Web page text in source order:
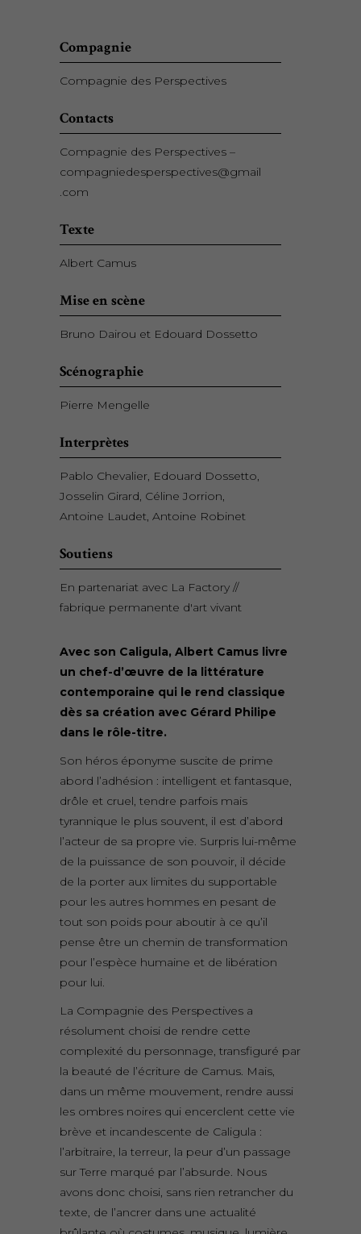
Compagnie
Compagnie des Perspectives
Contacts
Compagnie des Perspectives –
compagniedesperspectives@gmail
.com
Texte
Albert Camus
Mise en scène
Bruno Dairou et Edouard Dossetto
Scénographie
Pierre Mengelle
Interprètes
Pablo Chevalier, Edouard Dossetto,
Josselin Girard, Céline Jorrion,
Antoine Laudet, Antoine Robinet
Soutiens
En partenariat avec La Factory //
fabrique permanente d'art vivant
Avec son Caligula, Albert Camus livre
un chef-d’œuvre de la littérature
contemporaine qui le rend classique
dès sa création avec Gérard Philipe
dans le rôle-titre.
Son héros éponyme suscite de prime
abord l’adhésion : intelligent et fantasque,
drôle et cruel, tendre parfois mais
tyrannique le plus souvent, il est d’abord
l’acteur de sa propre vie. Surpris lui-même
de la puissance de son pouvoir, il décide
de la porter aux limites du supportable
pour les autres hommes en pesant de
tout son poids pour aboutir à ce qu’il
pense être un chemin de transformation
pour l’espèce humaine et de libération
pour lui.
La Compagnie des Perspectives a
résolument choisi de rendre cette
complexité du personnage, transfiguré par
la beauté de l’écriture de Camus. Mais,
dans un même mouvement, rendre aussi
les ombres noires qui encerclent cette vie
brève et incandescente de Caligula :
l’arbitraire, la terreur, la peur d’un passage
sur Terre marqué par l’absurde. Nous
avons donc choisi, sans rien retrancher du
texte, de l’ancrer dans une actualité